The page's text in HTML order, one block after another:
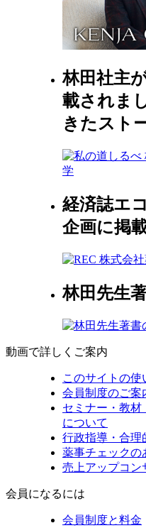
林田社主
載されま
きたスト
経済誌エ
企画に掲
林田先生
動画で詳しくご案内
このサイトの使
会員制度のご案
セミナー・教材
について
行政指導・合理
薬事チェックの
売上アップコン
会員になるには
会員制度と料金